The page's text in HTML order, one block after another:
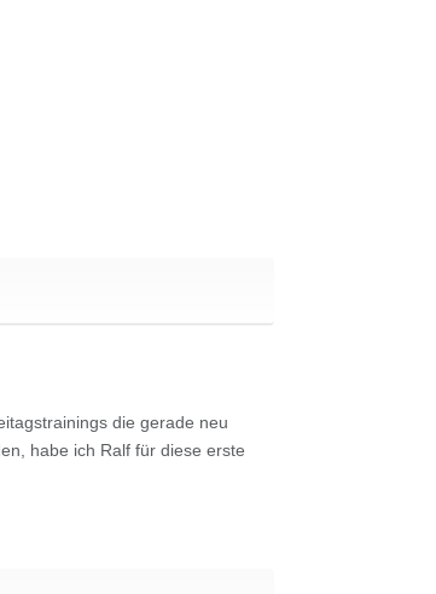
die gerade neu
habe ich Ralf für diese erste